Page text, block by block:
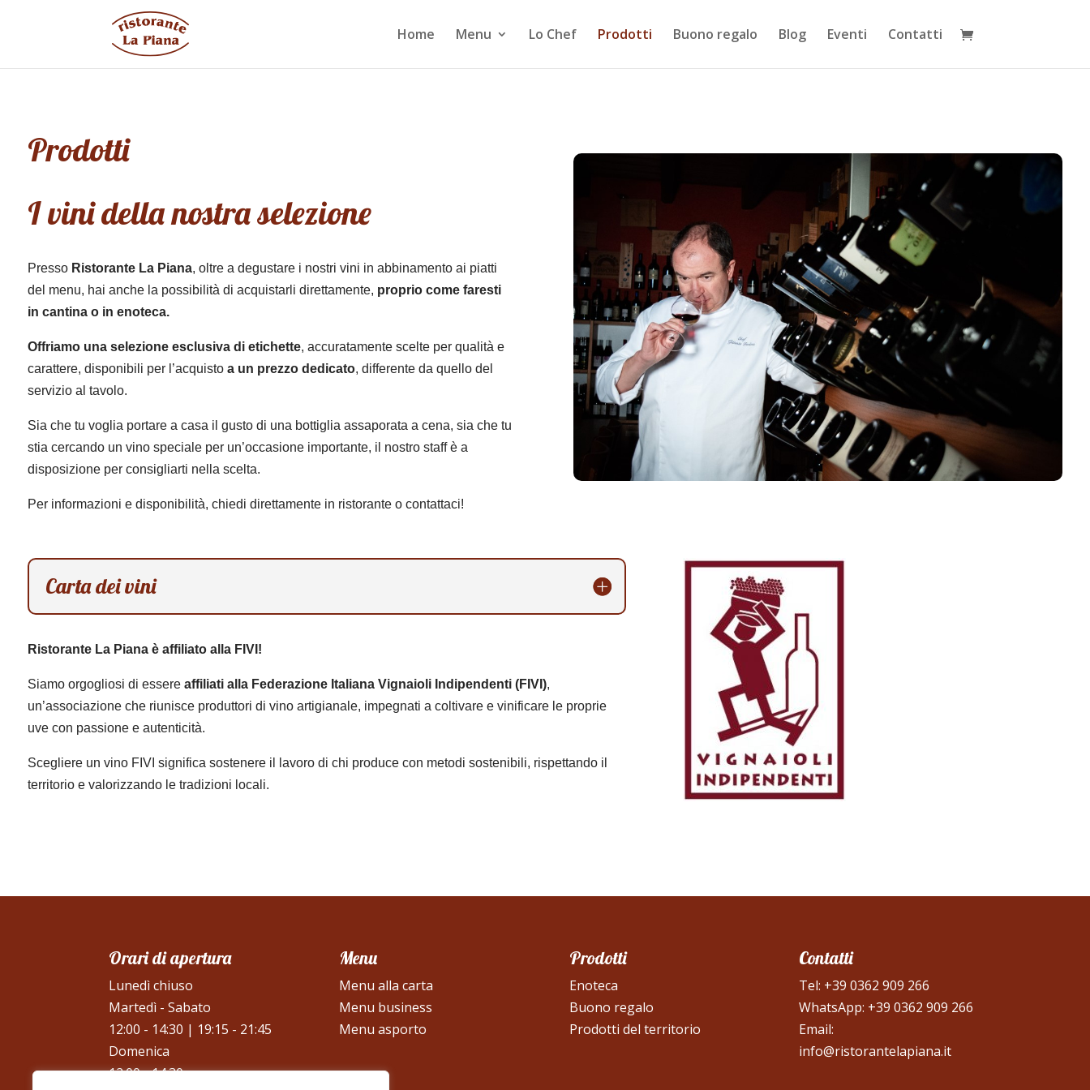
Home Menu Lo Chef Prodotti Buono regalo Blog Eventi Contatti
Prodotti
I vini della nostra selezione
Presso Ristorante La Piana, oltre a degustare i nostri vini in abbinamento ai piatti
del menu, hai anche la possibilità di acquistarli direttamente, proprio come faresti
in cantina o in enoteca.
Offriamo una selezione esclusiva di etichette, accuratamente scelte per qualità e
carattere, disponibili per l’acquisto a un prezzo dedicato, differente da quello del
servizio al tavolo.
Sia che tu voglia portare a casa il gusto di una bottiglia assaporata a cena, sia che tu
stia cercando un vino speciale per un’occasione importante, il nostro staff è a
disposizione per consigliarti nella scelta.
Per informazioni e disponibilità, chiedi direttamente in ristorante o contattaci!
Carta dei vini
Ristorante La Piana è affiliato alla FIVI!
Siamo orgogliosi di essere affiliati alla Federazione Italiana Vignaioli Indipendenti (FIVI),
un’associazione che riunisce produttori di vino artigianale, impegnati a coltivare e vinificare le proprie
uve con passione e autenticità.
Scegliere un vino FIVI significa sostenere il lavoro di chi produce con metodi sostenibili, rispettando il
territorio e valorizzando le tradizioni locali.
Orari di apertura
Lunedì chiuso
Martedì - Sabato
12:00 - 14:30 | 19:15 - 21:45
Domenica
12:00 - 14:30
Menu
Menu alla carta
Menu business
Menu asporto
Prodotti
Enoteca
Buono regalo
Prodotti del territorio
Contatti
Tel: +39 0362 909 266
WhatsApp: +39 0362 909 266
Email:
info@ristorantelapiana.it